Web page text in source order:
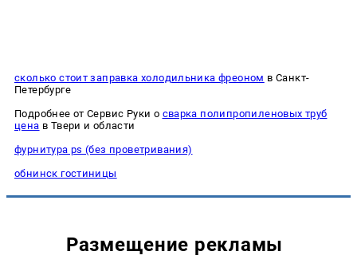
сколько стоит заправка холодильника фреоном в Санкт-
Петербурге
Подробнее от Сервис Руки о сварка полипропиленовых труб
цена в Твери и области
фурнитура ps (без проветривания)
обнинск гостиницы
Размещение рекламы